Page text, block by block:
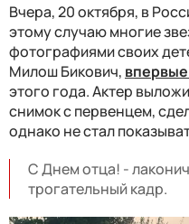
Вчера, 20 октября, в
этому случаю многие
фотографиями своих
Милош Бикович,
этого года. Актер
снимок с первенцем,
однако не стал
С Днем отца! -
трогательный кадр.